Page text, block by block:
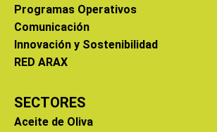
Programas Operativos
Comunicación
Innovación y Sostenibilidad
RED ARAX
SECTORES
Aceite de Oliva